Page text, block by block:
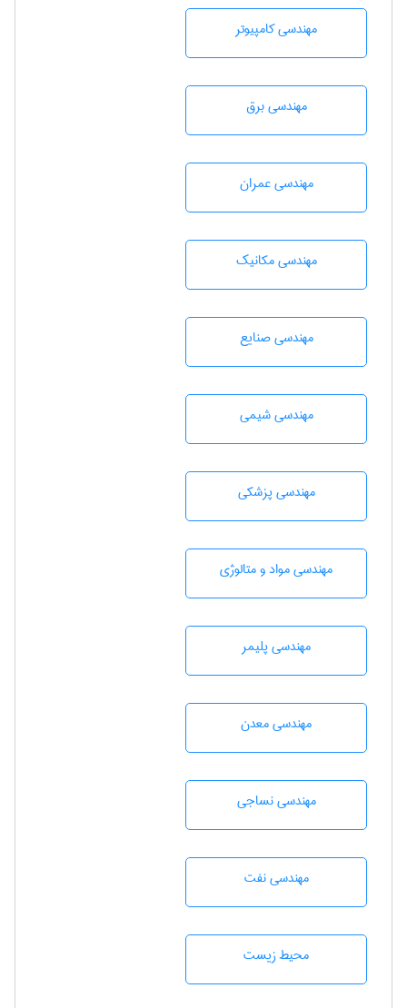
مهندسی كامپيوتر
مهندسی برق
مهندسی عمران
مهندسی مکانیک
مهندسی صنايع
مهندسي شيمی
مهندسی پزشکی
مهندسی مواد و متالوژی
مهندسی پليمر
مهندسی معدن
مهندسي نساجی
مهندسی نفت
محيط زيست